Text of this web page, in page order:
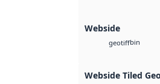
Webside
geotiffbin
Webside Tiled